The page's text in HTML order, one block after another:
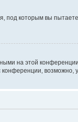
которым вы
на этой
возможно,